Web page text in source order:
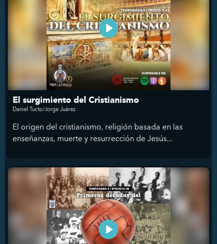
El surgimiento del Cristianismo
Daniel Tucto/Jorge Juárez
El origen del cristianismo, religión basada en las
enseñanzas, muerte y resurrección de Jesús...